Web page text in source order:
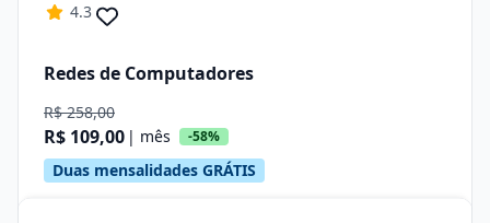
4.3
Redes de Computadores
R$ 258,00
R$ 109,00 | mês -58%
Duas mensalidades GRÁTIS